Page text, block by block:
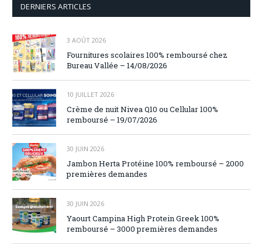
DERNIERS ARTICLES
3 AOÛT 2026
Fournitures scolaires 100% remboursé chez
Bureau Vallée – 14/08/2026
10 JUILLET 2026
Crème de nuit Nivea Q10 ou Cellular 100%
remboursé – 19/07/2026
30 JUIN 2026
Jambon Herta Protéine 100% remboursé – 2000
premières demandes
30 JUIN 2026
Yaourt Campina High Protein Greek 100%
remboursé – 3000 premières demandes